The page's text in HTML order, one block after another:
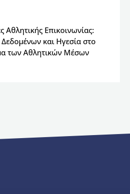
Αθλητικής Επικοινωνίας:
και Ηγεσία στο
των Αθλητικών Μέσων